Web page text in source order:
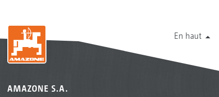
En haut
AMAZONE S.A.